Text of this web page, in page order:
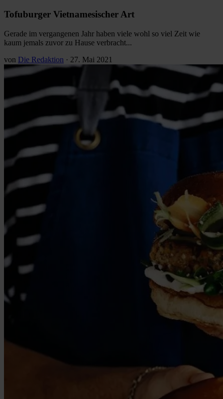
Tofuburger Vietnamesischer Art
Gerade im vergangenen Jahr haben viele wohl so viel Zeit wie
kaum jemals zuvor zu Hause verbracht...
von Die Redaktion · 27. Mai 2021